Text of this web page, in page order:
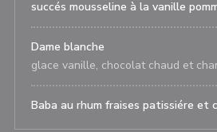
succés mousseline à la vanille
Dame blanche
glace vanille, chocolat chaud et
Baba au rhum fraises patissiére et